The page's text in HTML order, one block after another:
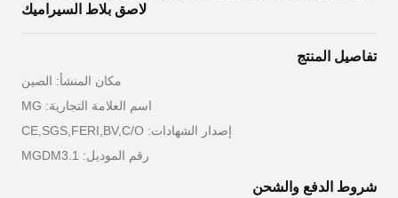
لاصق بلاط السيراميك
تفاصيل المنتج
مكان المنشأ: الصين
اسم العلامة التجارية: MG
إصدار الشهادات: CE,SGS,FERI,BV,C/O
رقم الموديل: MGDM3.1
شروط الدفع والشحن